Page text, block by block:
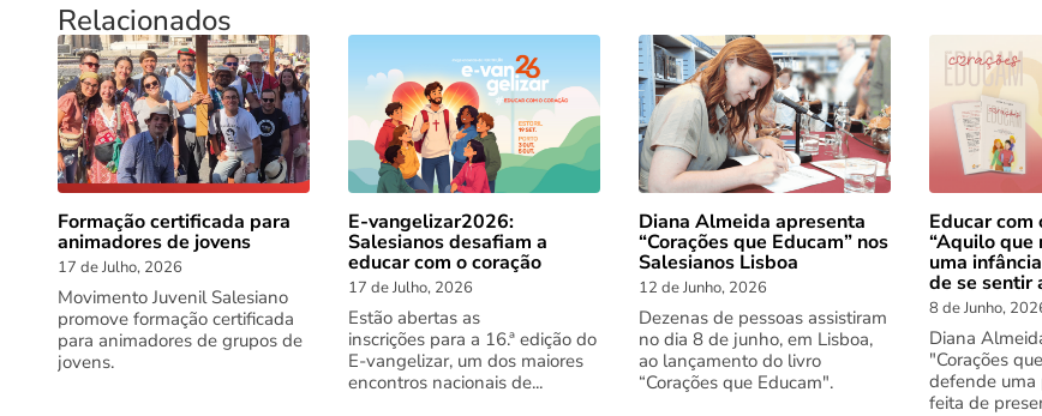
Relacionados
Formação certificada para
animadores de jovens
17 de Julho, 2026
Movimento Juvenil Salesiano
promove formação certificada
para animadores de grupos de
jovens.
E-vangelizar2026:
Salesianos desafiam a
educar com o coração
17 de Julho, 2026
Estão abertas as
inscrições para a 16.ª edição do
E-vangelizar, um dos maiores
encontros nacionais de...
Diana Almeida apresenta
“Corações que Educam” nos
Salesianos Lisboa
12 de Junho, 2026
Dezenas de pessoas assistiram
no dia 8 de junho, em Lisboa,
ao lançamento do livro
“Corações que Educam".
Educar com
“Aquilo que
uma
de se sentir
8 de Junho,
Diana
"Corações
defende
feita de